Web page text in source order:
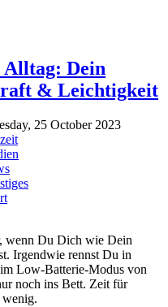
Alltag: Dein
& Leichtigkeit
25 October 2023
wenn Du Dich wie Dein
Irgendwie rennst Du in
Low-Batterie-Modus von
noch ins Bett. Zeit für